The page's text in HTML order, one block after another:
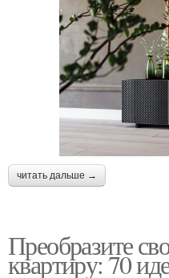
читать дальше →
Преобразите
квартиру: 70